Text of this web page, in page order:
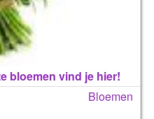
bloemen vind je hier!
Bloemen